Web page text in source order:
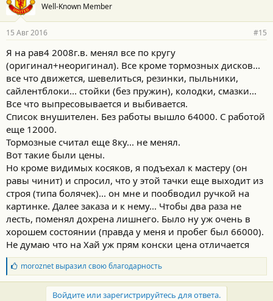
Well-Known Member
15 Авг 2016 #15
Я на рав4 2008г.в. менял все по кругу
(оригинал+неоригинал). Все кроме тормозных дисков...
все что движется, шевелиться, резинки, пыльники,
сайлентблоки... стойки (без пружин), колодки, смазки...
Все что выпресовывается и выбивается.
Список внушителен. Без работы вышло 64000. С работой
еще 12000.
Тормозные считал еще 8ку... не менял.
Вот такие были цены.
Но кроме видимых косяков, я подъехал к мастеру (он
равы чинит) и спросил, что у этой тачки еще выходит из
строя (типа болячек)... он мне и пообводил ручкой на
картинке. Далее заказа и к нему... Чтобы два раза не
лесть, поменял дохрена лишнего. Было ну уж очень в
хорошем состоянии (правда у меня и пробег был 66000).
Не думаю что на Хай уж прям конски цена отличается
Б
л
а
moroznetвыразил свою благодарность
Войдите или зарегистрируйтесь для ответа.